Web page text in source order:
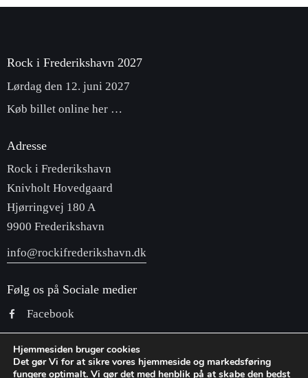
Rock i Frederikshavn 2027
Lørdag den 12. juni 2027
Køb billet online her …
Adresse
Rock i Frederikshavn
Knivholt Hovedgaard
Hjørringvej 180 A
9900 Frederikshavn
info@rockifrederikshavn.dk
Følg os på Sociale medier
Facebook
YouTube
Instagram
Hjemmesiden bruger cookies
Det gør Vi for at sikre vores hjemmeside og markedsføring
fungere optimalt. Vi gør det med henblik på at skabe den bedst